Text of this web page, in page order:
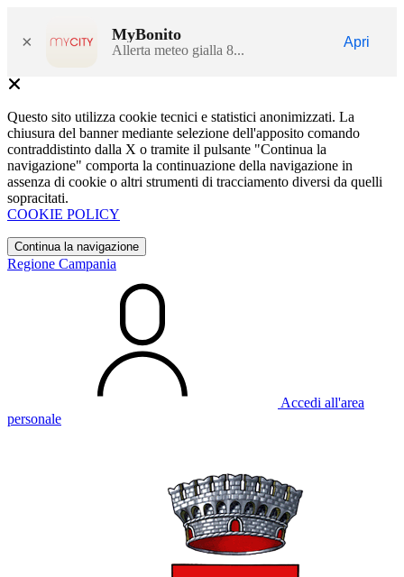
× MyBonito
Allerta meteo gialla 8...
Apri
Questo sito utilizza cookie tecnici e statistici anonimizzati. La
chiusura del banner mediante selezione dell'apposito comando
contraddistinto dalla X o tramite il pulsante "Continua la
navigazione" comporta la continuazione della navigazione in
assenza di cookie o altri strumenti di tracciamento diversi da quelli
sopracitati.
COOKIE POLICY
Continua la navigazione
Regione Campania
Accedi all'area
personale